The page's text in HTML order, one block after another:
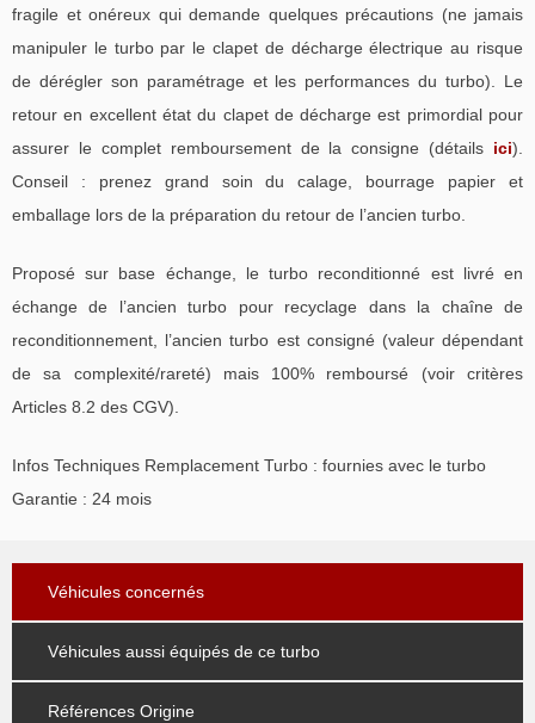
fragile et onéreux qui demande quelques précautions (ne jamais
manipuler le turbo par le clapet de décharge électrique au risque
de dérégler son paramétrage et les performances du turbo). Le
retour en excellent état du clapet de décharge est primordial pour
assurer le complet remboursement de la consigne (détails ici).
Conseil : prenez grand soin du calage, bourrage papier et
emballage lors de la préparation du retour de l’ancien turbo.
Proposé sur base échange, le turbo reconditionné est livré en
échange de l’ancien turbo pour recyclage dans la chaîne de
reconditionnement, l’ancien turbo est consigné (valeur dépendant
de sa complexité/rareté) mais 100% remboursé (voir critères
Articles 8.2 des CGV).
Infos Techniques Remplacement Turbo : fournies avec le turbo
Garantie : 24 mois
Véhicules concernés
Véhicules aussi équipés de ce turbo
Références Origine